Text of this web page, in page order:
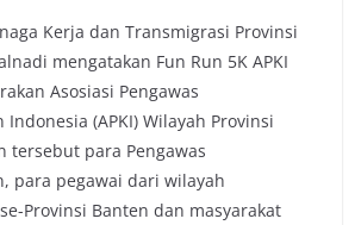
Kerja dan Transmigrasi Provinsi
mengatakan Fun Run 5K APKI
Asosiasi Pengawas
Indonesia (APKI) Wilayah Provinsi
tersebut para Pengawas
para pegawai dari wilayah
Provinsi Banten dan masyarakat